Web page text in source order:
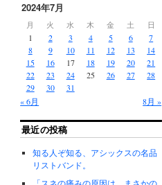
2024年7月
月 火 水 木 金 土 日
« 6月 8月 »
1 2 3 4 5 6
7
8
9 10 11 12 13
14
15
16 17 18 19 20
21
22
23 24 25 26 27
28
29
30 31
最近の投稿
知る人ぞ知る、アシックスの名品
リストバンド。